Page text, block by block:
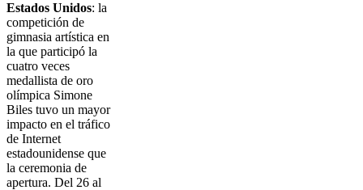
Estados Unidos: la
competición de
gimnasia artística en
la que participó la
cuatro veces
medallista de oro
olímpica Simone
Biles tuvo un mayor
impacto en el tráfico
de Internet
estadounidense que
la ceremonia de
apertura. Del 26 al